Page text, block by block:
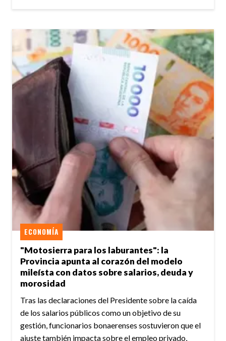
"Motosierra para los laburantes": la
Provincia apunta al corazón del modelo
mileísta con datos sobre salarios, deuda y
morosidad
ECONOMÍA
Tras las declaraciones del Presidente sobre la caída
de los salarios públicos como un objetivo de su
gestión, funcionarios bonaerenses sostuvieron que el
ajuste también impacta sobre el empleo privado,